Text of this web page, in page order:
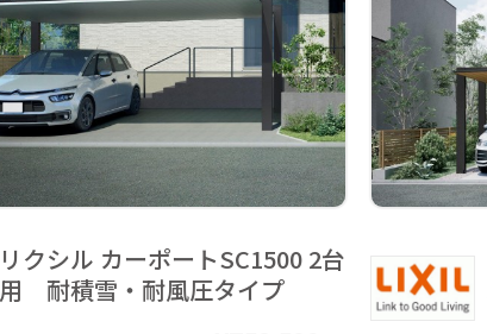
リクシル カーポートSC1500 2台
用 耐積雪・耐風圧タイプ